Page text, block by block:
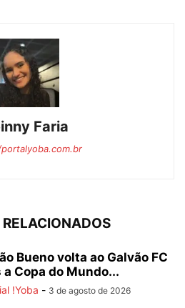
Faria
Bueno volta ao Galvão FC
a Copa do Mundo...
!Yoba - 3 de agosto de 2026